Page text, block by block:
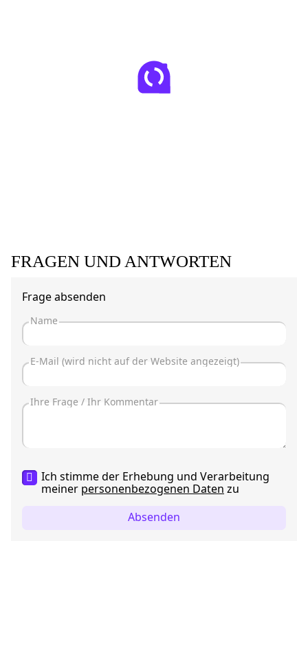
FRAGEN UND ANTWORTEN
Frage absenden
Ich stimme der Erhebung und Verarbeitung
meiner personenbezogenen Daten zu
Absenden